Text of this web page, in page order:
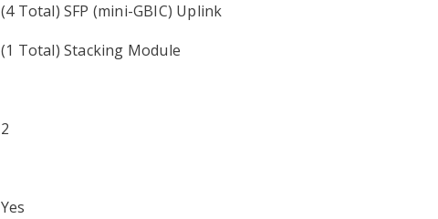
(4 Total) SFP (mini-GBIC) Uplink
(1 Total) Stacking Module
2
Yes